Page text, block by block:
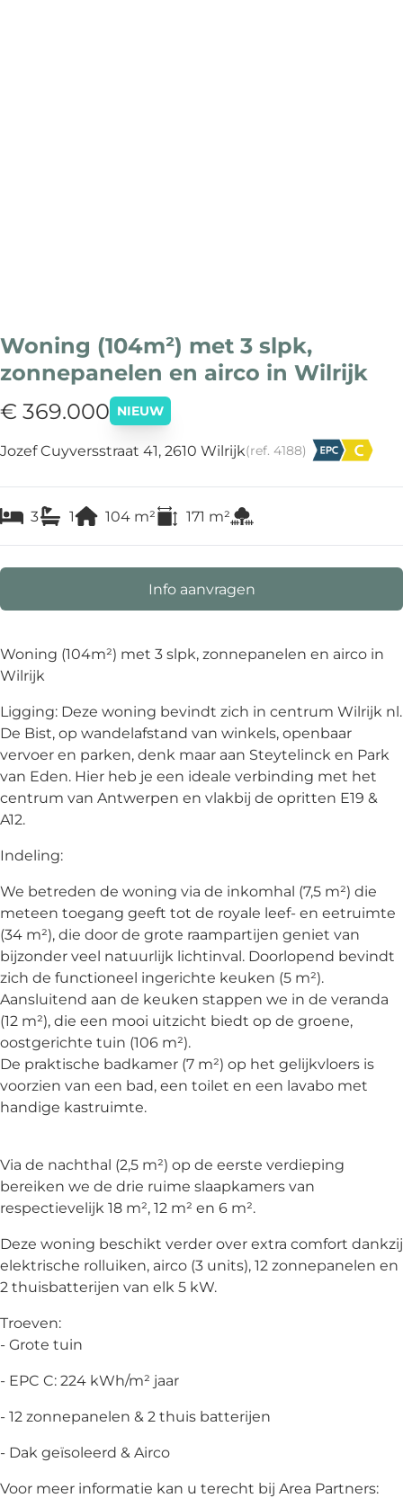
Woning (104m²) met 3 slpk,
zonnepanelen en airco in Wilrijk
€ 369.000 NIEUW
Jozef Cuyversstraat 41, 2610 Wilrijk(ref. 4188)
3 1 104 m² 171 m²
Info aanvragen
Woning (104m²) met 3 slpk, zonnepanelen en airco in
Wilrijk
Ligging: Deze woning bevindt zich in centrum Wilrijk nl.
De Bist, op wandelafstand van winkels, openbaar
vervoer en parken, denk maar aan Steytelinck en Park
van Eden. Hier heb je een ideale verbinding met het
centrum van Antwerpen en vlakbij de opritten E19 &
A12.
Indeling:
We betreden de woning via de inkomhal (7,5 m²) die
meteen toegang geeft tot de royale leef- en eetruimte
(34 m²), die door de grote raampartijen geniet van
bijzonder veel natuurlijk lichtinval. Doorlopend bevindt
zich de functioneel ingerichte keuken (5 m²).
Aansluitend aan de keuken stappen we in de veranda
(12 m²), die een mooi uitzicht biedt op de groene,
oostgerichte tuin (106 m²).
De praktische badkamer (7 m²) op het gelijkvloers is
voorzien van een bad, een toilet en een lavabo met
handige kastruimte.
Via de nachthal (2,5 m²) op de eerste verdieping
bereiken we de drie ruime slaapkamers van
respectievelijk 18 m², 12 m² en 6 m².
Deze woning beschikt verder over extra comfort dankzij
elektrische rolluiken, airco (3 units), 12 zonnepanelen en
2 thuisbatterijen van elk 5 kW.
Troeven:
- Grote tuin
- EPC C: 224 kWh/m² jaar
- 12 zonnepanelen & 2 thuis batterijen
- Dak geïsoleerd & Airco
Voor meer informatie kan u terecht bij Area Partners: